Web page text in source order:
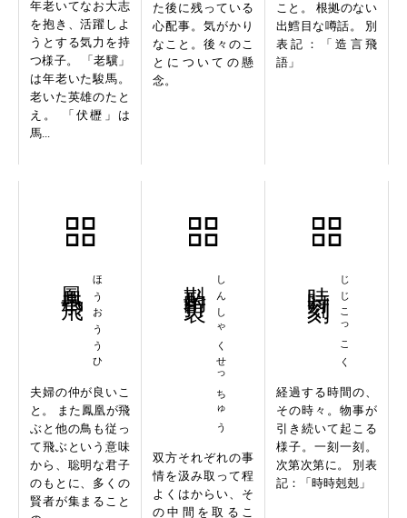
年老いてなお大志
を抱き、活躍しよ
うとする気力を持
つ様子。 「老驥」
は年老いた駿馬。
老いた英雄のたと
え。 「伏櫪」は
馬...
た後に残っている
心配事。気がかり
なこと。後々のこ
とについての懸
念。
こと。 根拠のない
出鱈目な噂話。 別
表記：「造言飛
語」
ほうおううひ
夫婦の仲が良いこ
と。 また鳳凰が飛
ぶと他の鳥も従っ
て飛ぶという意味
から、聡明な君子
のもとに、多くの
賢者が集まること
しんしゃくせっちゅう
双方それぞれの事
情を汲み取って程
よくはからい、そ
の中間を取るこ
じじこっこく
経過する時間の、
その時々。物事が
引き続いて起こる
様子。一刻一刻。
次第次第に。 別表
記：「時時剋剋」